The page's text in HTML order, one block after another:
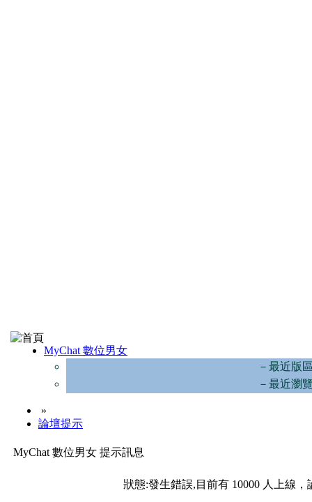
MyChat 數位男女
－最近版
－最近瀏
»
論壇提示
MyChat 數位男女 提示訊息
狀態:發生錯誤,目前有 10000 人上線